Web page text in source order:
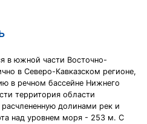
в южной части Восточно-
в Северо-Кавказском регионе,
в речном бассейне Нижнего
территория области
долинами рек и
над уровнем моря - 253 м. С